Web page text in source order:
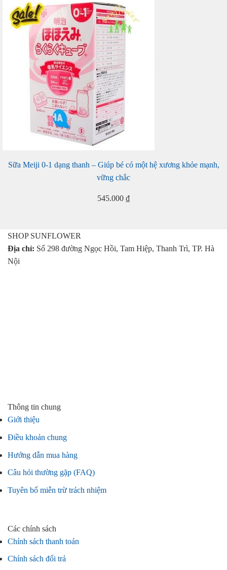
Sữa Meiji 0-1 dạng thanh – Giúp bé có một hệ xương khỏe mạnh,
vững chắc
545.000 ₫
SHOP SUNFLOWER
Địa chỉ: Số 298 đường Ngọc Hồi, Tam Hiệp, Thanh Trì, TP. Hà
Nội
Thông tin chung
Giới thiệu
Điều khoản chung
Hướng dẫn mua hàng
Câu hỏi thường gặp (FAQ)
Tuyên bố miễn trừ trách nhiệm
Các chính sách
Chính sách thanh toán
Chính sách đổi trả